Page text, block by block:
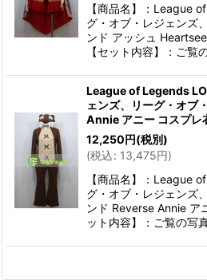
【商品名】：League
グ・オブ・レジェンズ
ンド アッシュ
【セット内容】：ご覧
League of Legends
ェンズ、リーグ・オブ
Annie アニー コスプレ
12,250円(税別)
(税込: 13,475円)
【商品名】：League
グ・オブ・レジェンズ
ンド Reverse Annie ア
ット内容】：ご覧の写